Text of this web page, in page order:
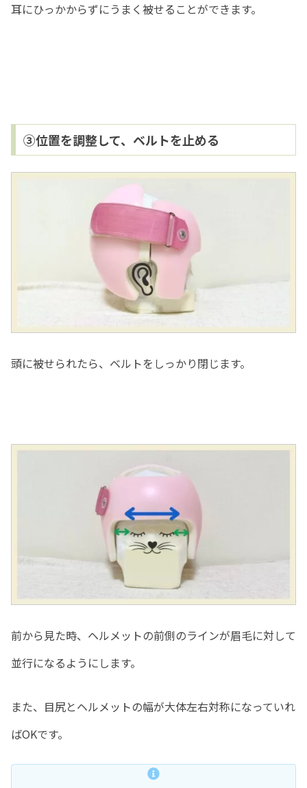
耳にひっかからずにうまく被せることができます。
③位置を調整して、ベルトを止める
頭に被せられたら、ベルトをしっかり閉じます。
前から見た時、ヘルメットの前側のラインが眉毛に対して
並行になるようにします。
また、目尻とヘルメットの幅が大体左右対称になっていれ
ばOKです。